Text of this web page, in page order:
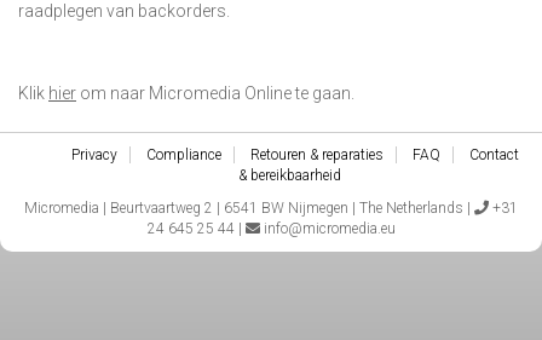
raadplegen van backorders.
Klik hier om naar Micromedia Online te gaan.
Privacy Compliance Retouren & reparaties FAQ
Contact
& bereikbaarheid
Micromedia | Beurtvaartweg 2 | 6541 BW Nijmegen | The Netherlands |
+31
24 645 25 44 |
info@micromedia.eu